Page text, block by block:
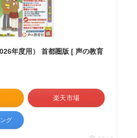
年度用） 首都圏版 [ 声の教育
楽天市場
グ